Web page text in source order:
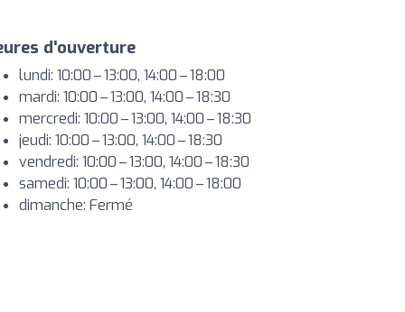
d'ouverture
lundi: 10:00 – 13:00, 14:00 – 18:00
mardi: 10:00 – 13:00, 14:00 – 18:30
mercredi: 10:00 – 13:00, 14:00 – 18:30
jeudi: 10:00 – 13:00, 14:00 – 18:30
vendredi: 10:00 – 13:00, 14:00 – 18:30
samedi: 10:00 – 13:00, 14:00 – 18:00
dimanche: Fermé